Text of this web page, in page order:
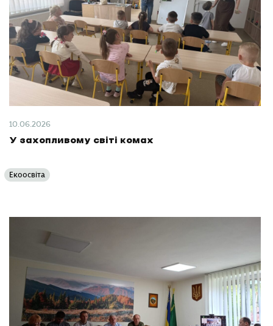
10.06.2026
У захопливому світі комах
Екоосвіта